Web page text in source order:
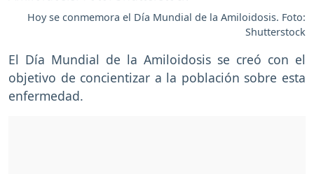
Hoy se conmemora el Día Mundial de la Amiloidosis. Foto:
Shutterstock
El Día Mundial de la Amiloidosis se creó con el
objetivo de concientizar a la población sobre esta
enfermedad.